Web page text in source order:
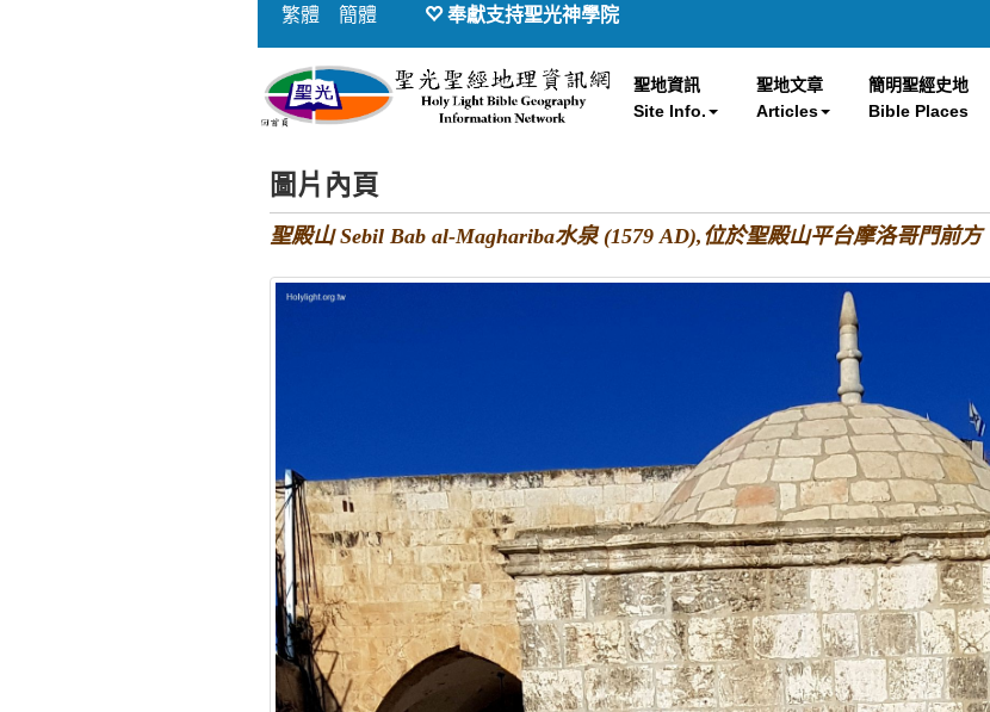
繁體 簡體 奉獻支持聖光神學院
聖地資訊
Site Info.
聖地文章
Articles
簡明聖經史地
Bible Places
圖片內頁
聖殿山 Sebil Bab al-Maghariba水泉 (1579 AD),位於聖殿山平台摩洛哥門前方